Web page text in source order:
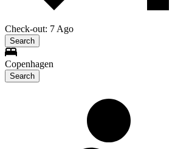
Check-out: 7 Ago
Search
Copenhagen
Search